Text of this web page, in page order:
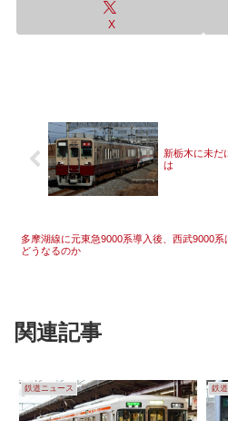
X
新栃木に未だ
は
多摩湖線に元東急9000系導入後、西武9000系
どうなるのか
関連記事
鉄道ニュース 鉄